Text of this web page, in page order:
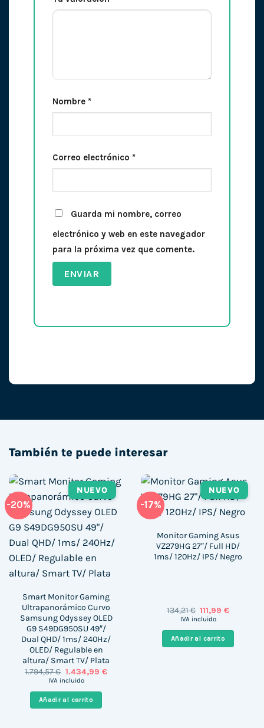
Nombre *
Correo electrónico *
Guarda mi nombre, correo
electrónico y web en este navegador
para la próxima vez que comente.
También te puede interesar
-20%
NUEVO
Smart Monitor Gaming
Ultrapanorámico Curvo
Samsung Odyssey OLED
G9 S49DG950SU 49″/
Dual QHD/ 1ms/ 240Hz/
OLED/ Regulable en
altura/ Smart TV/ Plata
1.794,57€ El
precio
era:
1.794,57 €.
1.434,99 €El
IVA incluido
Añadir al carrito
-17%
NUEVO
Monitor Gaming Asus
VZ279HG 27″/ Full HD/
1ms/ 120Hz/ IPS/ Negro
134,21€ El
precio
era:
134,21 €.
111,99€El
es:
IVA incluido
Añadir al carrito